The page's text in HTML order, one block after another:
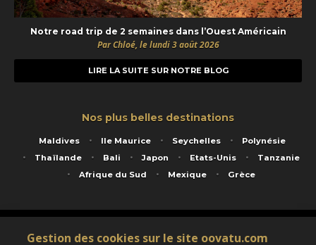
Notre road trip de 2 semaines dans l’Ouest Américain
Par Chloé, le lundi 3 août 2026
LIRE LA SUITE SUR NOTRE BLOG
Nos plus belles destinations
Maldives Ile Maurice Seychelles
Polynésie
Thaïlande
Bali Japon Etats-Unis
Tanzanie
Afrique du Sud
Mexique Grèce
Service animé par Nautil Voyages - 22 rue Georges Picquart 75017 Paris - S.A.S
Gestion des cookies sur le site oovatu.com